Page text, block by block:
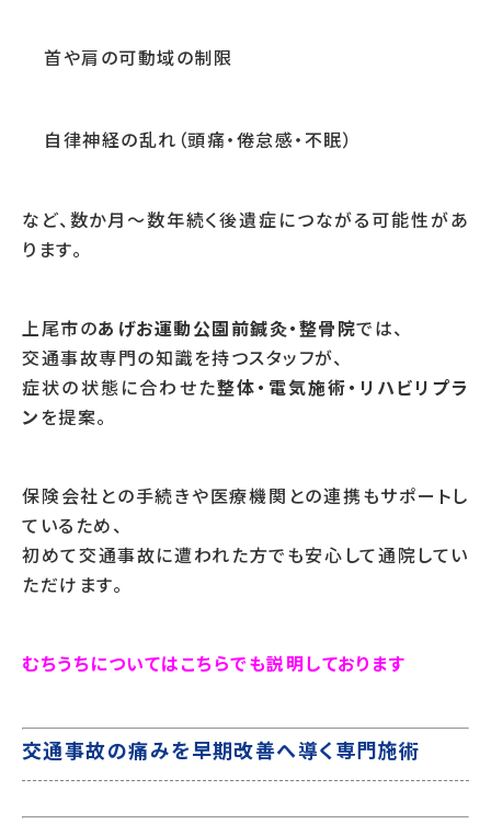
首や肩の可動域の制限
自律神経の乱れ（頭痛・倦怠感・不眠）
など、数か月〜数年続く後遺症につながる可能性があ
ります。
上尾市のあげお運動公園前鍼灸・整骨院では、
交通事故専門の知識を持つスタッフが、
症状の状態に合わせた整体・電気施術・リハビリプラ
ンを提案。
保険会社との手続きや医療機関との連携もサポートし
ているため、
初めて交通事故に遭われた方でも安心して通院してい
ただけます。
むちうちについてはこちらでも説明しております
交通事故の痛みを早期改善へ導く専門施術